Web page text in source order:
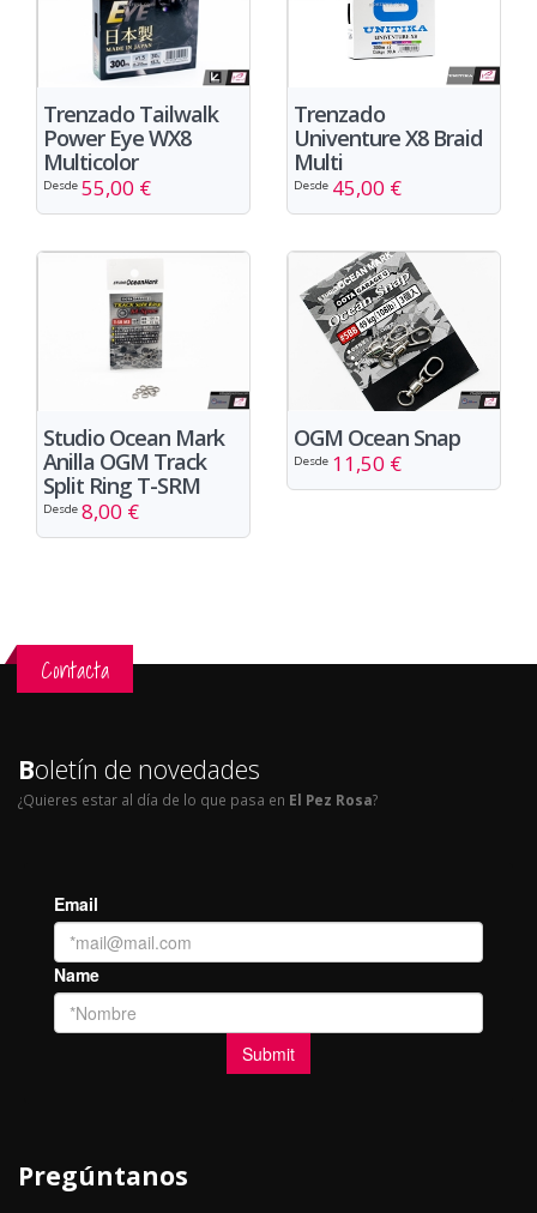
Trenzado Tailwalk
Power Eye WX8
Multicolor
Desde 55,00 €
Trenzado
Univenture X8 Braid
Multi
Desde 45,00 €
Studio Ocean Mark
Anilla OGM Track
Split Ring T-SRM
Desde 8,00 €
OGM Ocean Snap
Desde 11,50 €
Contacta
Boletín de novedades
¿Quieres estar al día de lo que pasa en El Pez Rosa?
Pregúntanos